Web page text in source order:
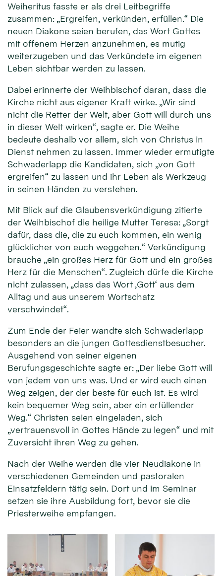
Weiheritus fasste er als drei Leitbegriffe
zusammen: „Ergreifen, verkünden, erfüllen.“ Die
neuen Diakone seien berufen, das Wort Gottes
mit offenem Herzen anzunehmen, es mutig
weiterzugeben und das Verkündete im eigenen
Leben sichtbar werden zu lassen.
Dabei erinnerte der Weihbischof daran, dass die
Kirche nicht aus eigener Kraft wirke. „Wir sind
nicht die Retter der Welt, aber Gott will durch uns
in dieser Welt wirken“, sagte er. Die Weihe
bedeute deshalb vor allem, sich von Christus in
Dienst nehmen zu lassen. Immer wieder ermutigte
Schwaderlapp die Kandidaten, sich „von Gott
ergreifen“ zu lassen und ihr Leben als Werkzeug
in seinen Händen zu verstehen.
Mit Blick auf die Glaubensverkündigung zitierte
der Weihbischof die heilige Mutter Teresa: „Sorgt
dafür, dass die, die zu euch kommen, ein wenig
glücklicher von euch weggehen.“ Verkündigung
brauche „ein großes Herz für Gott und ein großes
Herz für die Menschen“. Zugleich dürfe die Kirche
nicht zulassen, „dass das Wort ‚Gott‘ aus dem
Alltag und aus unserem Wortschatz
verschwindet“.
Zum Ende der Feier wandte sich Schwaderlapp
besonders an die jungen Gottesdienstbesucher.
Ausgehend von seiner eigenen
Berufungsgeschichte sagte er: „Der liebe Gott will
von jedem von uns was. Und er wird euch einen
Weg zeigen, der der beste für euch ist. Es wird
kein bequemer Weg sein, aber ein erfüllender
Weg.“ Christen seien eingeladen, sich
„vertrauensvoll in Gottes Hände zu legen“ und mit
Zuversicht ihren Weg zu gehen.
Nach der Weihe werden die vier Neudiakone in
verschiedenen Gemeinden und pastoralen
Einsatzfeldern tätig sein. Dort und im Seminar
setzen sie ihre Ausbildung fort, bevor sie die
Priesterweihe empfangen.